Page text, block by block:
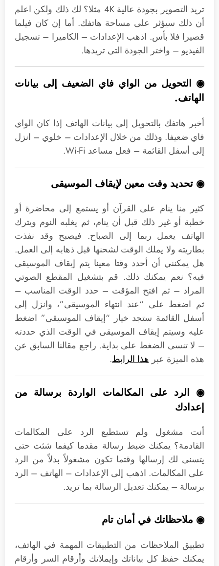
تريد التصوير بجودة عالية 4K مثلا؟ لك ذلك ولكن اعلم
أن ذلك سيؤثر على مساحة هاتفك. أما إن كان فيلما
قصيرا فلا بأس. اذهب الإعدادات – الكاميرا – تسجيل
الفيديو – واختر الجودة التي تريدها.
◉ التحويل من الواي فاي الضعيف إلى بيانات
الهاتف.
أخبر هاتفك بالتحويل إلى بيانات الهاتف إذا كان الواي
فاي ضعيفا. وذلك من خلال الإعدادات – خلوي – انزل
إلى أسفل القائمة – فعل مساعد Wi-Fi.
◉ تحديد وقت معين لإيقاف الموسيقى
كثير منا ينام على القرآن أو يستمع إلى محاضرة أو
خطبة أو غير ذلك قبل أن ينام، ثم يغلبه النوم ويترك
الهاتف يعمل ربما إلى الصباح. فيصبح وقد نفذت
بطاريته ولا يملك الوقت لشحنها قبل ذهابه إلى العمل.
هل يمكنني أن أحدد وقتا معينا يتم إيقاف الموسيقى
فيه؟ نعم يمكنك ذلك. قم بتشغيل المقطع الصوتي
المراد – ثم افتح المؤقت – حدد الوقت المناسب –
ثم اضغط على “عند انتهاء الموسيقى”، وانزل إلى
أسفل القائمة ستجد خيار “إيقاف الموسيقى” اضغط
عليه وسيتم إيقاف الموسيقى في الوقت الذي حددته
– لا تنسى الضغط على بداية. راجع مقالنا السابق عن
هذه الميزة عبر هذا الرابط.
◉ الرد على المكالمات الواردة برسالة من
إعدادك
أنت مشغول ولم تستطيع الرد على المكالمات
القادمة؟ يمكنك ضبط رسالة مقدما كيفما شئت حتى
يتسنى لك إرسالها وقتما تكون مشغولاً بدلاً من الرد
على المكالمات. اذهب إلى الإعدادات – الهاتف – الرد
برسالة – يمكنك تعديل الرسالة بما تريد.
◉ ملاحظاتك في أمان تام
تطبيق الملاحظات من التطبيقات المهمة في الهاتف،
يمكنك حفظ كل بياناتك وإيملاتك وأرقام السر وأرقام